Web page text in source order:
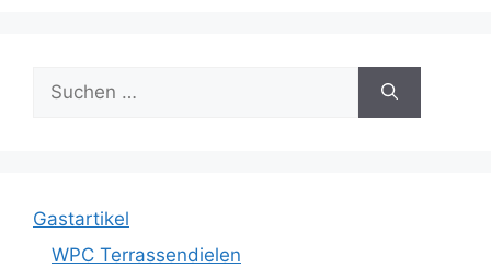
nach:
Gastartikel
WPC Terrassendielen